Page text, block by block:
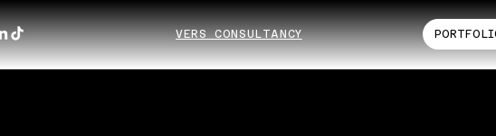
VERS CONSULTANCY